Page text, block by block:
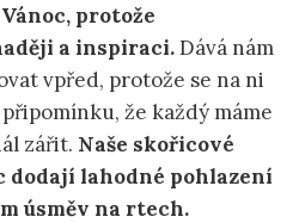
protože
a inspiraci.Dává nám
vpřed, protože se na ni
že každý máme
zářit. Naše skořicové
dodají lahodné pohlazení
úsměv na rtech.